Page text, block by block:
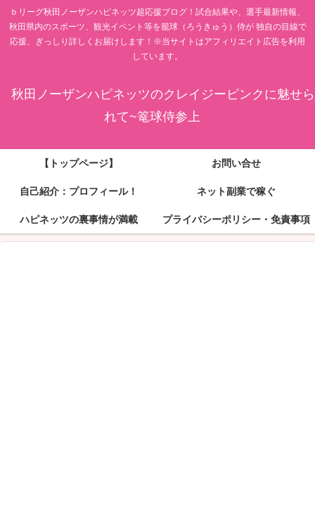
ｂリーグ秋田ノーザンハピネッツ超応援ブログ！試合結果や、選手最新情報、
秋田県内のスポーツ、観光イベント等を籠球（ろうきゅう）侍が 独自の目線で
応援、ぎっしり詳しくお届けします！※当サイトはアフィリエイト広告を利用
しています。
秋田ノーザンハピネッツのクレイジーピンクに魅せら
れて~篭球侍参上
【トップページ】 お問い合せ
自己紹介：プロフィール！ ネット副業で稼ぐ
ハピネッツの裏事情が満載 プライバシーポリシー・免責事項